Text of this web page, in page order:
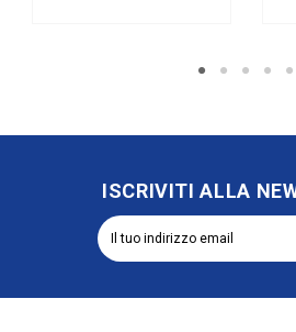
ISCRIVITI ALLA